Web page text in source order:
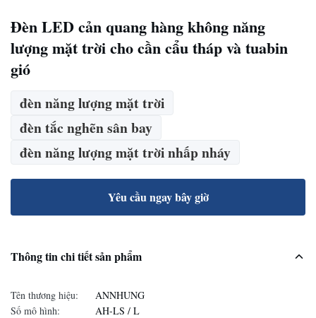
Đèn LED cản quang hàng không năng
lượng mặt trời cho cần cẩu tháp và tuabin
gió
đèn năng lượng mặt trời
đèn tắc nghẽn sân bay
đèn năng lượng mặt trời nhấp nháy
Yêu cầu ngay bây giờ
Thông tin chi tiết sản phẩm
Tên thương hiệu:
ANNHUNG
Số mô hình:
AH-LS / L